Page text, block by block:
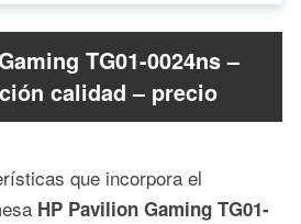
TG01-0024ns –
calidad – precio
que incorpora el
HP Pavilion Gaming TG01-